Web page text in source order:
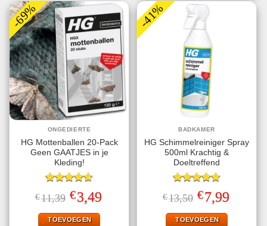
-69%
ONGEDIERTE
HG Mottenballen 20-Pack
Geen GAATJES in je
Kleding!
Gewaardeerd
4.63uit 5
€11,39 Oorspronkelijke
prijs
was:
€11,39.
€3,49Huidige
prijs
TOEVOEGEN
-41%
BADKAMER
HG Schimmelreiniger Spray
500ml Krachtig &
Doeltreffend
Gewaardeerd
4.75uit 5
€13,50 Oorspronkelijke
prijs
was:
€13,50.
€7,99Huidige
prijs
TOEVOEGEN